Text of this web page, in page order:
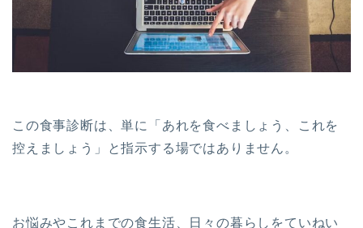
この食事診断は、単に「あれを食べましょう、これを
控えましょう」と指示する場ではありません。
お悩みやこれまでの食生活、日々の暮らしをていねい